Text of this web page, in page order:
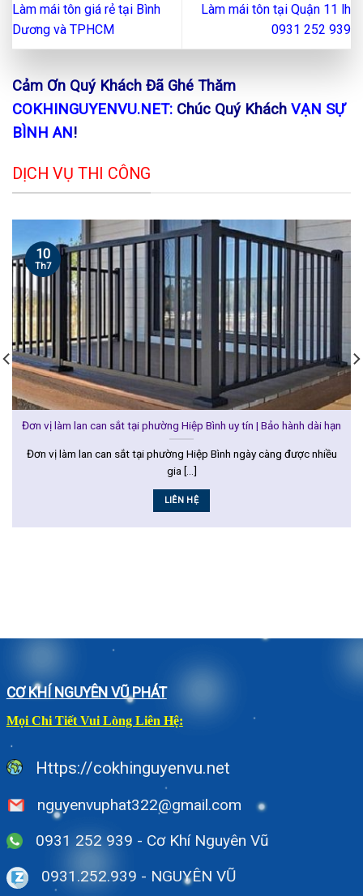
Làm mái tôn giá rẻ tại Bình
Dương và TPHCM
Làm mái tôn tại Quận 11 lh
0931 252 939
Cảm Ơn Quý Khách Đã Ghé Thăm
COKHINGUYENVU.NET: Chúc Quý Khách VẠN SỰ
BÌNH AN!
DỊCH VỤ THI CÔNG
Đơn vị làm lan can sắt tại phường Hiệp Bình uy tín | Bảo hành dài hạn
Đơn vị làm lan can sắt tại phường Hiệp Bình ngày càng được nhiều
gia [...]
LIÊN HỆ
10
Th7
CƠ KHÍ NGUYÊN VŨ PHÁT
Mọi Chi Tiết Vui Lòng Liên Hệ:
Https://cokhinguyenvu.net
nguyenvuphat322@gmail.com
0931 252 939 - Cơ Khí Nguyên Vũ
0931.252.939 - NGUYÊN VŨ